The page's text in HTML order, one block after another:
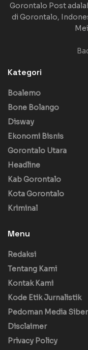
Gorontalo Post
di Gorontalo,
Kategori
Boalemo
Bone Bolango
Disway
Ekonomi Bisnis
Gorontalo Utara
Headline
Kab Gorontalo
Kota Gorontalo
Kriminal
Menu
Redaksi
Tentang Kami
Kontak Kami
Kode Etik Jurnalistik
Pedoman Media Siber
Disclaimer
Privacy Policy